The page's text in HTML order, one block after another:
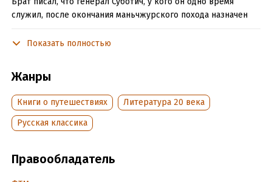
служил, после окончания маньчжурского похода назначен
сотрудников, и советовал этим случаем воспользоваться:
Я решил принять совет брата…»
Подробная информация
Объем:157213
ISBN (EAN):9785446705429
Показать полностью
Жанры
Книги о путешествиях
Литература 20 века
Русская классика
Правообладатель